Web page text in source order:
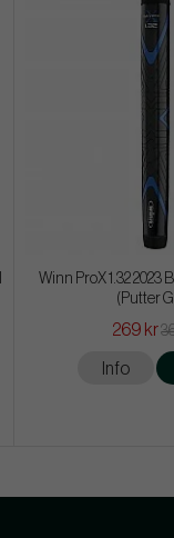
Winn ProX 1.32 2023
(Putter
269 kr
Info